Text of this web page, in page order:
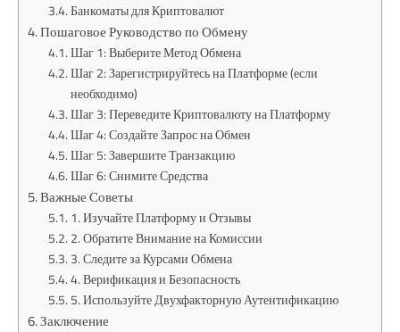
Банкоматы для Криптовалют
Пошаговое Руководство по Обмену
Шаг 1: Выберите Метод Обмена
Шаг 2: Зарегистрируйтесь на Платформе (если
необходимо)
Шаг 3: Переведите Криптовалюту на Платформу
Шаг 4: Создайте Запрос на Обмен
Шаг 5: Завершите Транзакцию
Шаг 6: Снимите Средства
Важные Советы
1. Изучайте Платформу и Отзывы
2. Обратите Внимание на Комиссии
3. Следите за Курсами Обмена
4. Верификация и Безопасность
5. Используйте Двухфакторную Аутентификацию
Заключение